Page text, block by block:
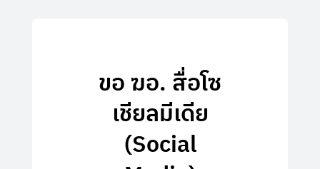
ขอ ฆอ. สื่อโซ
เชียลมีเดีย
(Social